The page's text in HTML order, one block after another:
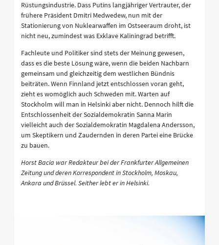
Rüstungsindustrie. Dass Putins langjähriger Vertrauter, der
frühere Präsident Dmitri Medwedew, nun mit der
Stationierung von Nuklearwaffen im Ostseeraum droht, ist
nicht neu, zumindest was Exklave Kaliningrad betrifft.
Fachleute und Politiker sind stets der Meinung gewesen,
dass es die beste Lösung wäre, wenn die beiden Nachbarn
gemeinsam und gleichzeitig dem westlichen Bündnis
beiträten. Wenn Finnland jetzt entschlossen voran geht,
zieht es womöglich auch Schweden mit. Warten auf
Stockholm will man in Helsinki aber nicht. Dennoch hilft die
Entschlossenheit der Sozialdemokratin Sanna Marin
vielleicht auch der Sozialdemokratin Magdalena Andersson,
um Skeptikern und Zaudernden in deren Partei eine Brücke
zu bauen.
Horst Bacia war Redakteur bei der Frankfurter Allgemeinen
Zeitung und deren Korrespondent in Stockholm, Moskau,
Ankara und Brüssel. Seither lebt er in Helsinki.